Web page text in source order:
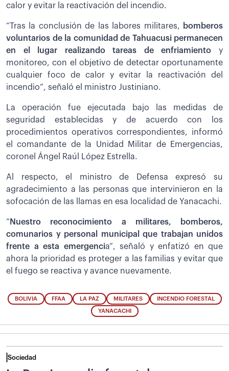
calor y evitar la reactivación del incendio.
“Tras la conclusión de las labores militares,
bomberos
voluntarios de la comunidad de Tahuacusi permanecen
en el lugar realizando tareas de enfriamiento y
monitoreo, con el objetivo de detectar oportunamente
cualquier foco de calor y evitar la reactivación del
incendio”, señaló el ministro Justiniano.
La operación fue ejecutada bajo las medidas de
seguridad establecidas y de acuerdo con los
procedimientos operativos correspondientes, informó
el comandante de la Unidad Militar de Emergencias,
coronel Ángel Raúl López Estrella.
Al respecto, el ministro de Defensa expresó su
agradecimiento a las personas que intervinieron en la
sofocación de las llamas en esa localidad de Yanacachi.
“ Nuestro reconocimiento a militares, bomberos,
comunarios y personal municipal que trabajan unidos
frente a esta emergencia”, señaló y enfatizó en que
ahora la prioridad es proteger a las familias y evitar que
el fuego se reactiva y avance nuevamente.
BOLIVIA FFAA LA PAZ MILITARES INCENDIO FORESTAL
YANACACHI
Sociedad